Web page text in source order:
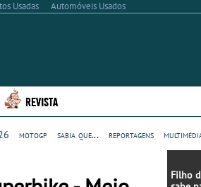
Usadas Automóveis Usados
REVISTA
motogp sabia que... reportagens
Filho